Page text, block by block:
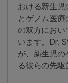
おける新生
とゲノム医
の双方におい
います。Dr.
が、新生児の
る彼らの先駆